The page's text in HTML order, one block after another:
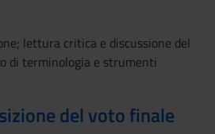
lettura critica e discussione del
di terminologia e strumenti
del voto finale